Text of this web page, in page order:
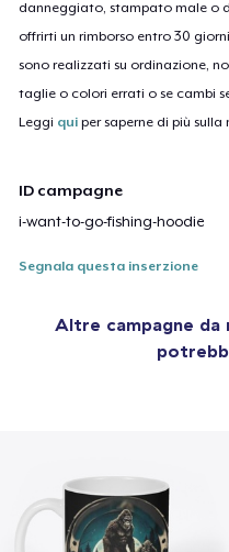
danneggiato, stampato male o
offrirti un rimborso entro 30
sono realizzati su ordinazione,
taglie o colori errati o se cambi
Leggi qui per saperne di più
ID campagne
i-want-to-go-fishing-hoodie
Segnala questa inserzione
Altre campagne da